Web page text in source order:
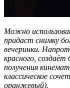
Можно
придаст снимку
вечеринки.
красного,
получения
классическое
оранжевый).